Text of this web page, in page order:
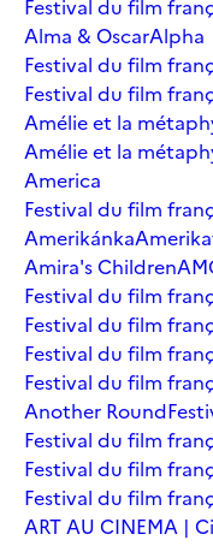
Festival du film
Alma & OscarAlpha
Festival du film
Festival du film
Amélie et la
Amélie et la
America
Festival du film
Amerikánka
Amira's Children
Festival du film
Festival du film
Festival du film
Festival du film
Another Round
Festival du film
Festival du film
Festival du film
ART AU CINEMA |